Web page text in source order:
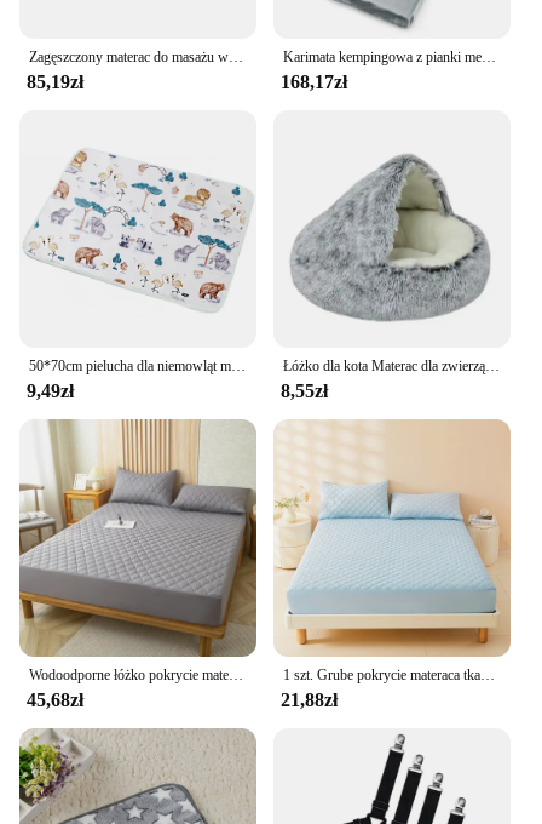
Zagęszczony materac do masażu w salonie kosmetycznym zapobiega blaknięciu, do użytku zimowego
85,19zł
Karimata kempingowa z pianki memory, lekka mata do spania z flanelowym pokrowcem, w zestawie torba do noszenia, materac dla gości na podróż, wędrówki, do domu, 183 x 62,5 x 6,5 cm
168,17zł
50*70cm pielucha dla niemowląt mata do przewijania przenośna składana, składana, zmywalna, materac wodoodporny podróży Pad maty podłogowe poduszka wielokrotnego użytku osłona na Pad
9,49zł
Łóżko dla kota Materac dla zwierząt Ciepłe miękkie pluszowe łóżko dla zwierząt z pokrowcem Okrągłe gniazdo dla kota Jaskinia dla małych psów kotek
8,55zł
45,68zł
1 szt. Grube pokrycie materaca tkaniny 3D, 100% materac wodoodporny ochraniacz, miękkie i oddychające prześcieradło dopasowane (bez poszewki na poduszkę)
21,88zł